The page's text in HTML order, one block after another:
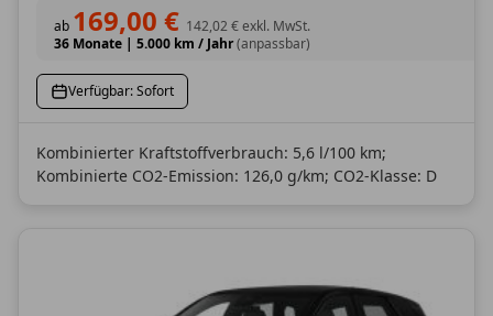
ab 169,00 € 142,02 €exkl. MwSt.
36 Monate | 5.000 km / Jahr(anpassbar)
Verfügbar: Sofort
Kombinierter Kraftstoffverbrauch: 5,6 l/100 km;
Kombinierte CO2-Emission: 126,0 g/km; CO2-Klasse: D